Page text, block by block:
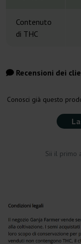
Contenuto
di THC
Recensioni dei
Conosci già questo
Sii il primo